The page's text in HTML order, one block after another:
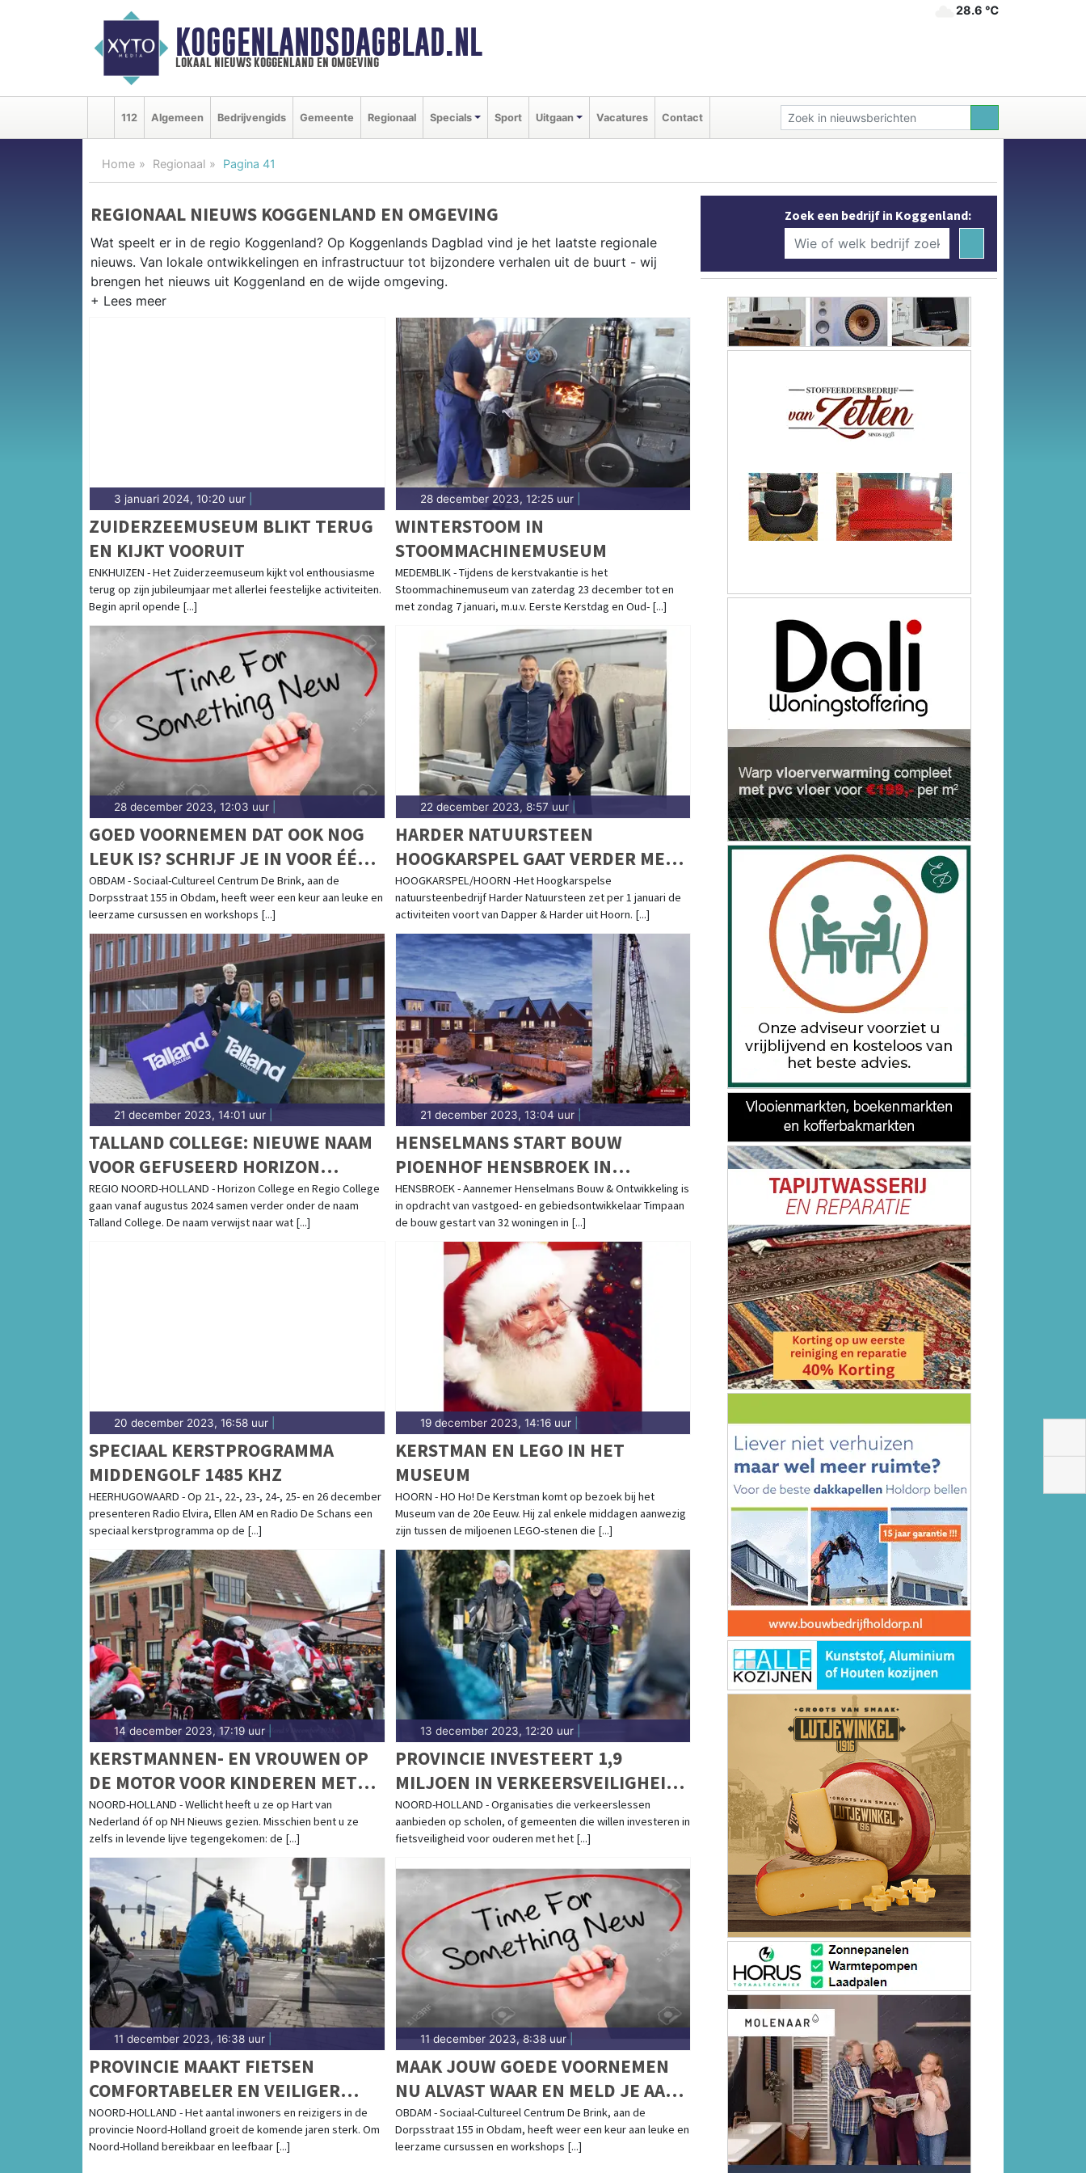
KOGGENLANDSDAGBLAD.NL
lokaal nieuws koggenland en omgeving
28.6 ℃
112 Algemeen Bedrijvengids Gemeente Regionaal Specials Sport Uitgaan Vacatures Contact
Home Regionaal Pagina 41
REGIONAAL NIEUWS KOGGENLAND EN OMGEVING
Wat speelt er in de regio Koggenland? Op Koggenlands Dagblad vind je het laatste regionale
nieuws. Van lokale ontwikkelingen en infrastructuur tot bijzondere verhalen uit de buurt - wij
brengen het nieuws uit Koggenland en de wijde omgeving.
Naast Koggenland volgen wij ook het nieuws uit Drechterland, Enkhuizen, Heerhugowaard en
3 januari 2024, 10:20 uur
ZUIDERZEEMUSEUM BLIKT TERUG
EN KIJKT VOORUIT
ENKHUIZEN - Het Zuiderzeemuseum kijkt vol enthousiasme
terug op zijn jubileumjaar met allerlei feestelijke activiteiten.
Begin april opende [...]
28 december 2023, 12:25 uur|
WINTERSTOOM IN
STOOMMACHINEMUSEUM
MEDEMBLIK - Tijdens de kerstvakantie is het
Stoommachinemuseum van zaterdag 23 december tot en
met zondag 7 januari, m.u.v. Eerste Kerstdag en Oud- [...]
28 december 2023, 12:03 uur
GOED VOORNEMEN DAT OOK NOG
LEUK IS? SCHRIJF JE IN VOOR ÉÉN
VAN DE LEUKE EN LEERZAME
CURSUSSEN IN DE BRINK OBDAM!
OBDAM - Sociaal-Cultureel Centrum De Brink, aan de
Dorpsstraat 155 in Obdam, heeft weer een keur aan leuke en
leerzame cursussen en workshops [...]
22 december 2023, 8:57 uur|
HARDER NATUURSTEEN
HOOGKARSPEL GAAT VERDER MET
ACTIVITEITEN VAN DAPPER &
HARDER HOORN
HOOGKARSPEL/HOORN -Het Hoogkarspelse
natuursteenbedrijf Harder Natuursteen zet per 1 januari de
activiteiten voort van Dapper & Harder uit Hoorn. [...]
21 december 2023, 14:01 uur
TALLAND COLLEGE: NIEUWE NAAM
VOOR GEFUSEERD HORIZON
COLLEGE EN REGIO COLLEGE
REGIO NOORD-HOLLAND - Horizon College en Regio College
gaan vanaf augustus 2024 samen verder onder de naam
Talland College. De naam verwijst naar wat [...]
21 december 2023, 13:04 uur|
HENSELMANS START BOUW
PIOENHOF HENSBROEK IN
OPDRACHT VAN TIMPAAN
HENSBROEK - Aannemer Henselmans Bouw & Ontwikkeling is
in opdracht van vastgoed- en gebiedsontwikkelaar Timpaan
de bouw gestart van 32 woningen in [...]
20 december 2023, 16:58 uur
SPECIAAL KERSTPROGRAMMA
MIDDENGOLF 1485 KHZ
HEERHUGOWAARD - Op 21-, 22-, 23-, 24-, 25- en 26 december
presenteren Radio Elvira, Ellen AM en Radio De Schans een
speciaal kerstprogramma op de [...]
19 december 2023, 14:16 uur|
KERSTMAN EN LEGO IN HET
MUSEUM
HOORN - HO Ho! De Kerstman komt op bezoek bij het
Museum van de 20e Eeuw. Hij zal enkele middagen aanwezig
zijn tussen de miljoenen LEGO-stenen die [...]
14 december 2023, 17:19 uur
KERSTMANNEN- EN VROUWEN OP
DE MOTOR VOOR KINDEREN MET
KANKER
NOORD-HOLLAND - Wellicht heeft u ze op Hart van
Nederland óf op NH Nieuws gezien. Misschien bent u ze
zelfs in levende lijve tegengekomen: de [...]
13 december 2023, 12:20 uur|
PROVINCIE INVESTEERT 1,9
MILJOEN IN VERKEERSVEILIGHEID
FIETSENDE SCHOLIEREN EN
OUDEREN
NOORD-HOLLAND - Organisaties die verkeerslessen
aanbieden op scholen, of gemeenten die willen investeren in
fietsveiligheid voor ouderen met het [...]
11 december 2023, 16:38 uur
PROVINCIE MAAKT FIETSEN
COMFORTABELER EN VEILIGER
DOOR SLIM INSTELLEN
VERKEERSLICHTEN
NOORD-HOLLAND - Het aantal inwoners en reizigers in de
provincie Noord-Holland groeit de komende jaren sterk. Om
Noord-Holland bereikbaar en leefbaar [...]
11 december 2023, 8:38 uur|
MAAK JOUW GOEDE VOORNEMEN
NU ALVAST WAAR EN MELD JE AAN
VOOR ÉÉN VAN DE LEUKE EN
LEERZAME CURSUSSEN IN DE
OBDAM - Sociaal-Cultureel Centrum De Brink, aan de
Dorpsstraat 155 in Obdam, heeft weer een keur aan leuke en
leerzame cursussen en workshops [...]
Zoek een bedrijf in Koggenland: